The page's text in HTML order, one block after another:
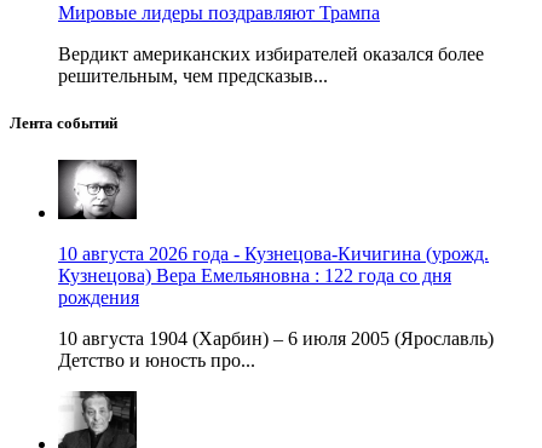
Мировые лидеры поздравляют Трампа
Вердикт американских избирателей оказался более
решительным, чем предсказыв...
Лента событий
10 августа 2026 года - Кузнецова-Кичигина (урожд.
Кузнецова) Вера Емельяновна : 122 года со дня
рождения
10 августа 1904 (Харбин) – 6 июля 2005 (Ярославль)
Детство и юность про...